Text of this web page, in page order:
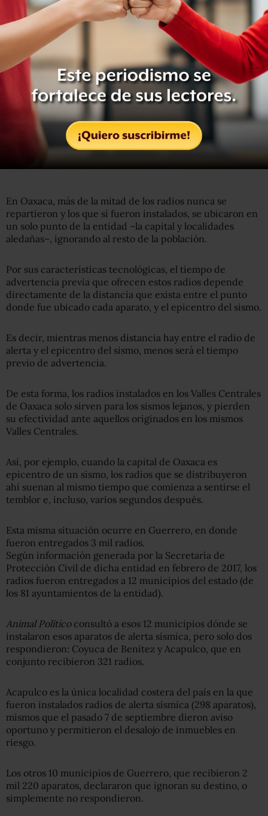
El resultado fue el mismo: miles de radios robados o
subutilizados.
En Michoacán, por ejemplo, las autoridades estatales
dijeron que desconocen el destino de los 200 radios de
alerta sísmica que les envió el gobierno federal en 2012, y
aseguraron que “la ley no las obliga” a contar con esa
información, a pesar de que la legislación dice lo
contrario.
En Oaxaca, más de la mitad de los radios nunca se
repartieron y los que sí fueron instalados, se ubicaron en
un solo punto de la entidad –la capital y localidades
aledañas–, ignorando al resto de la población.
Por sus características tecnológicas, el tiempo de
advertencia previa que ofrecen estos radios depende
directamente de la distancia que exista entre el punto
donde fue ubicado cada aparato, y el epicentro del sismo.
Es decir, mientras menos distancia hay entre el radio de
alerta y el epicentro del sismo, menos será el tiempo
previo de advertencia.
De esta forma, los radios instalados en los Valles Centrales
de Oaxaca solo sirven para los sismos lejanos, y pierden
su efectividad ante aquellos originados en los mismos
Valles Centrales.
Así, por ejemplo, cuando la capital de Oaxaca es
epicentro de un sismo, los radios que se distribuyeron
ahí suenan al mismo tiempo que comienza a sentirse el
temblor e, incluso, varios segundos después.
Esta misma situación ocurre en Guerrero, en donde
fueron entregados 3 mil radios.
Según información generada por la Secretaría de
Protección Civil de dicha entidad en febrero de 2017, los
radios fueron entregados a 12 municipios del estado (de
los 81 ayuntamientos de la entidad).
Animal Políticoconsultó a esos 12 municipios dónde se
instalaron esos aparatos de alerta sísmica, pero solo dos
respondieron: Coyuca de Benítez y Acapulco, que en
conjunto recibieron 321 radios.
Acapulco es la única localidad costera del país en la que
fueron instalados radios de alerta sísmica (298 aparatos),
mismos que el pasado 7 de septiembre dieron aviso
oportuno y permitieron el desalojo de inmuebles en
riesgo.
Los otros 10 municipios de Guerrero, que recibieron 2
mil 220 aparatos, declararon que ignoran su destino, o
simplemente no respondieron.